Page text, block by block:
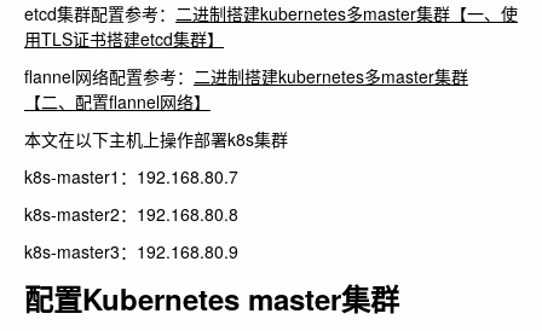
etcd集群配置参考： 二进制搭建kubernetes多master集群【一、使
用TLS证书搭建etcd集群】
flannel网络配置参考： 二进制搭建kubernetes多master集群
【二、配置flannel网络】
本文在以下主机上操作部署k8s集群
k8s-master1：192.168.80.7
k8s-master2：192.168.80.8
k8s-master3：192.168.80.9
配置Kubernetes master集群